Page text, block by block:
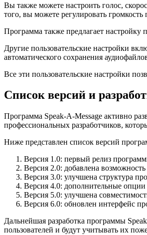
Вы также можете настроить голос,
того, вы можете регулировать
Программа также предлагает настройку
Другие пользовательские настройки
автоматического сохранения
Все эти пользовательские настройки
Список версий и
Программа Speak-A-Message активно
профессиональных разработчиков,
Ниже представлен список версий
Версия 1.0: первый релиз
Версия 2.0: добавлена
Версия 3.0: улучшена структура
Версия 4.0: дополнительные
Версия 5.0: улучшена
Версия 6.0: обновлен интерфейс
Дальнейшая разработка программы
пользователей и будут учитывать их